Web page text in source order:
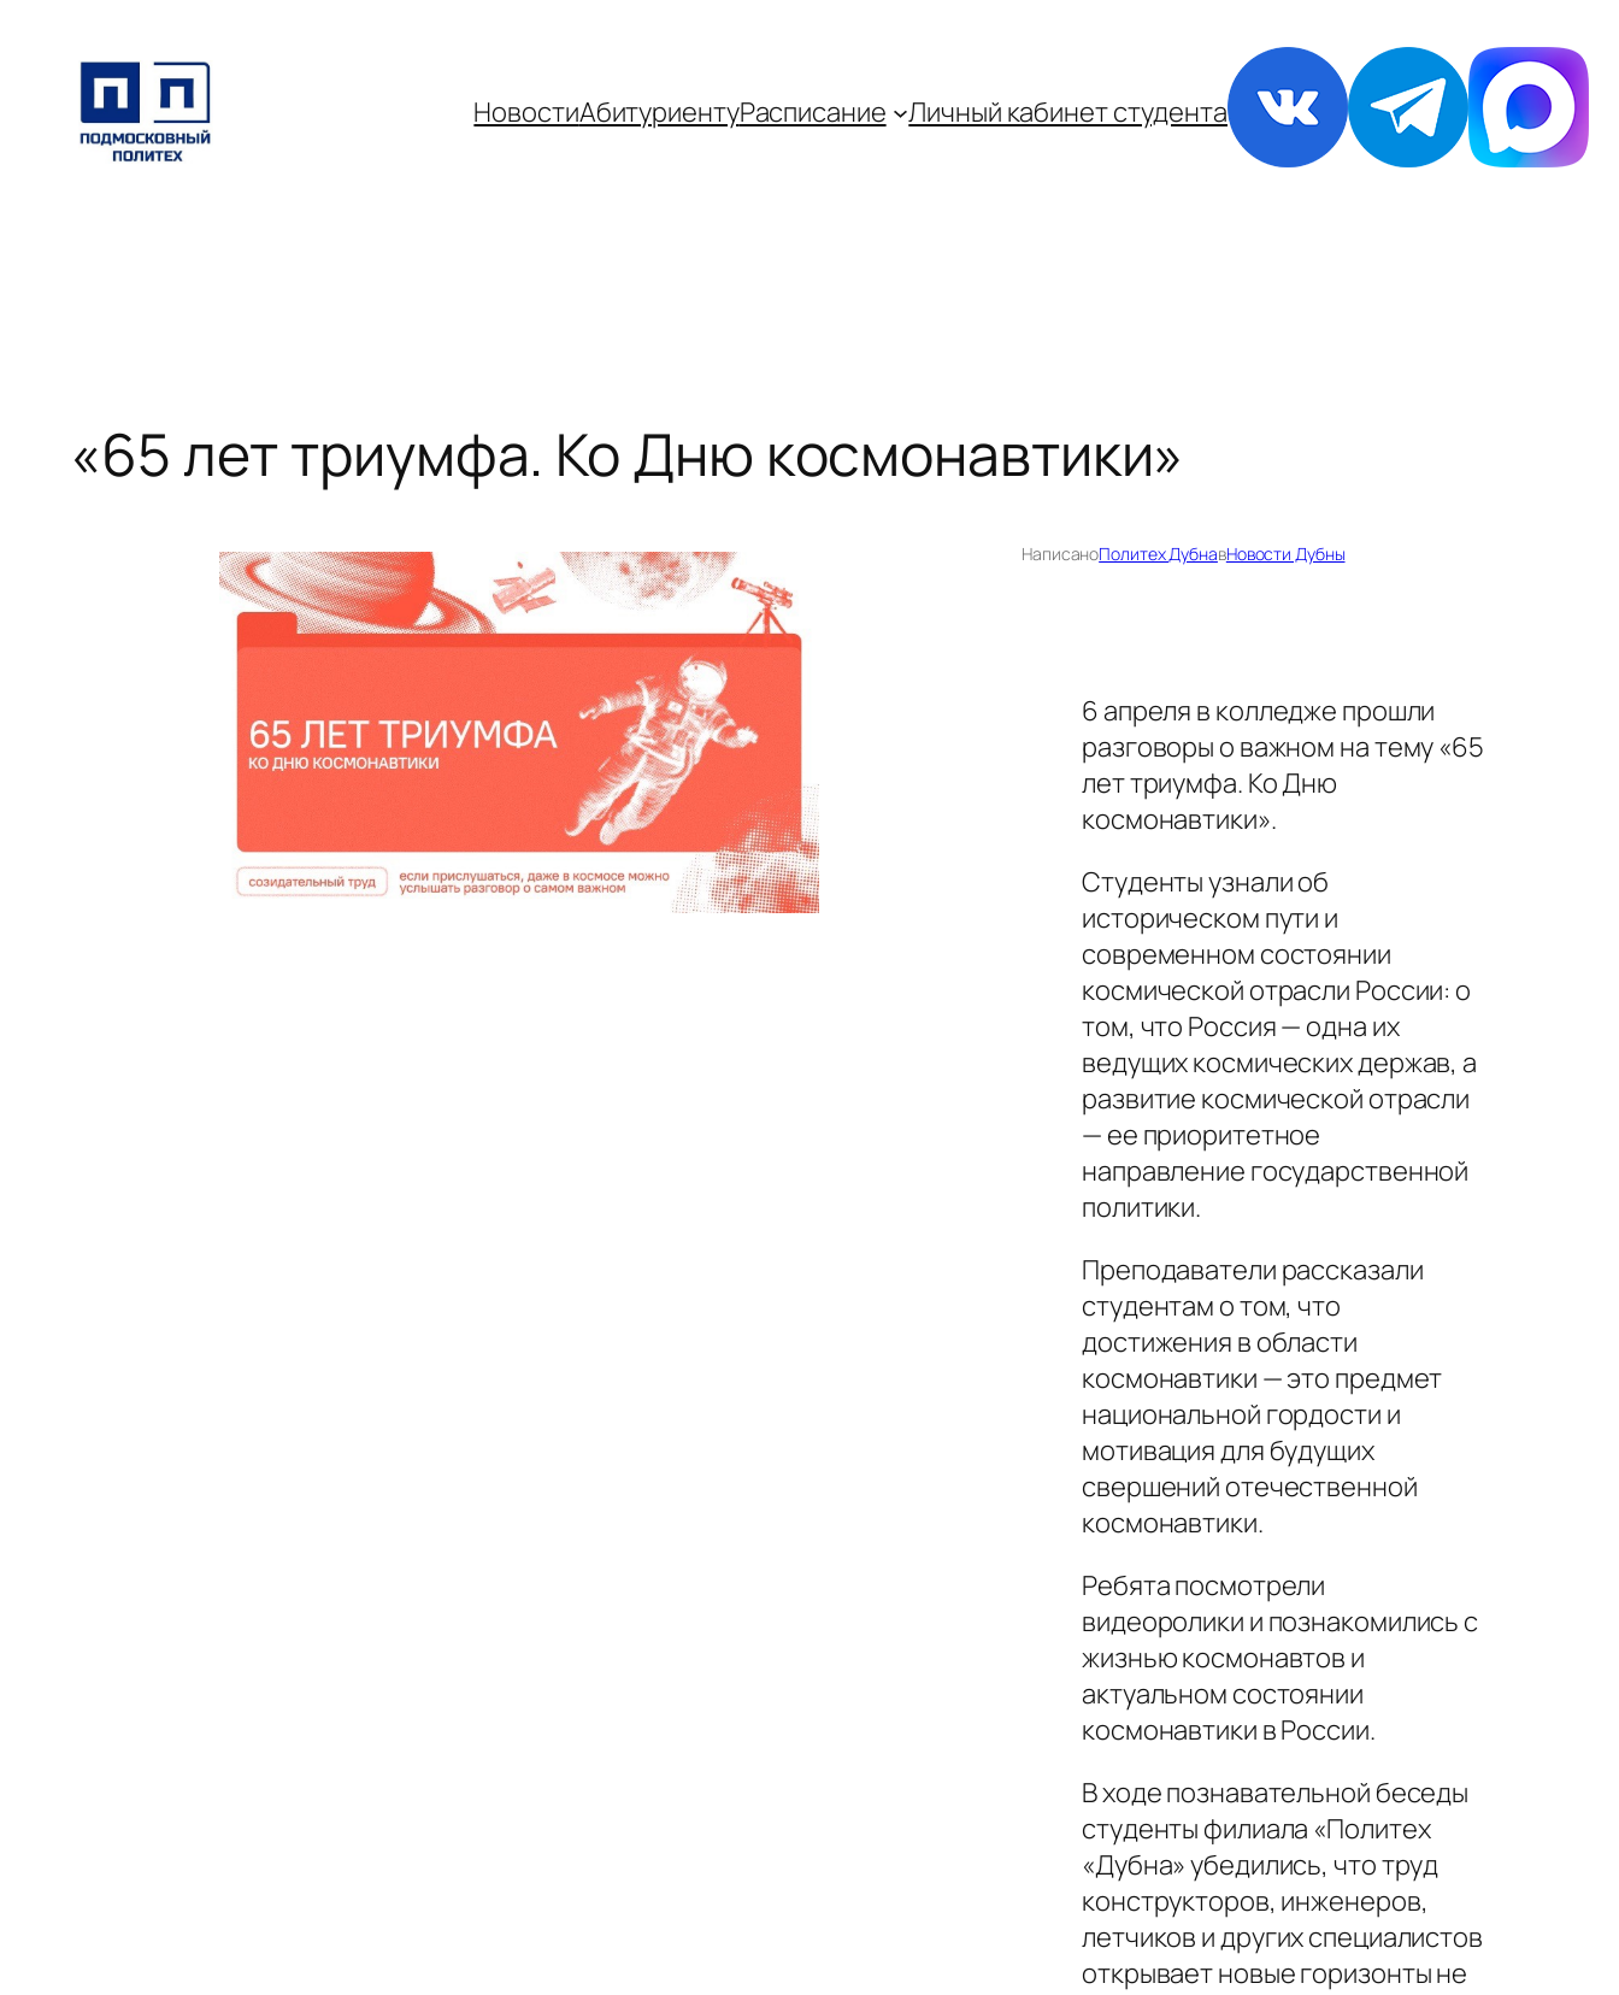
содержимому
НовостиАбитуриентуРаспиcание Личный кабинет студента
«65 лет триумфа. Ко Дню космонавтики»
НаписаноПолитех ДубнавНовости Дубны
6 апреля в колледже прошли
разговоры о важном на тему «65
лет триумфа. Ко Дню
космонавтики».
Студенты узнали об
историческом пути и
современном состоянии
космической отрасли России: о
том, что Россия — одна их
ведущих космических держав, а
развитие космической отрасли
— ее приоритетное
направление государственной
политики.
Преподаватели рассказали
студентам о том, что
достижения в области
космонавтики — это предмет
национальной гордости и
мотивация для будущих
свершений отечественной
космонавтики.
Ребята посмотрели
видеоролики и познакомились с
жизнью космонавтов и
актуальном состоянии
космонавтики в России.
В ходе познавательной беседы
студенты филиала «Политех
«Дубна» убедились, что труд
конструкторов, инженеров,
летчиков и других специалистов
открывает новые горизонты не